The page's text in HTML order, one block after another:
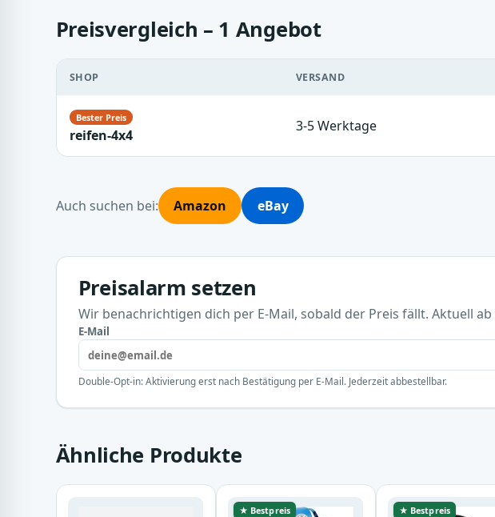
Preisvergleich – 1 Angebot
SHOP VERSAND
reifen-4x4
3-5 Werktage
Auch suchen bei: Amazon eBay
Preisalarm setzen
Wir benachrichtigen dich per E-Mail, sobald der Preis fällt. Aktuell ab
E-Mail
Double-Opt-in: Aktivierung erst nach Bestätigung per E-Mail. Jederzeit abbestellbar.
Ähnliche Produkte
★ Bestpreis ★ Bestpreis